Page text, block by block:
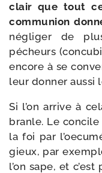
clair que tout
com­mu­nion
négli­ger de
pécheurs
encore à se
leur don­ner aus­si
Si l’on arrive à
branle. Le
la foi par
gieux, par
l’on sape, et